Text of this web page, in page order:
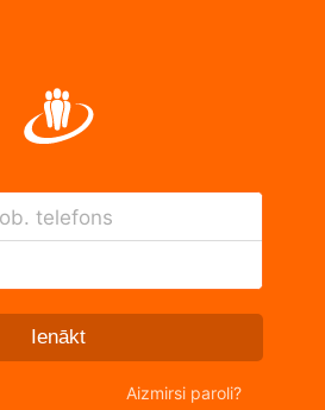
telefons
Ienākt
Aizmirsi paroli?